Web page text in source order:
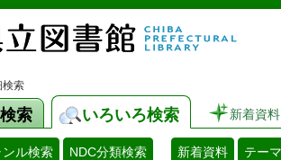
検索
索 いろいろ検索 新着資料
ンル検索 NDC分類検索 新着資料 テー